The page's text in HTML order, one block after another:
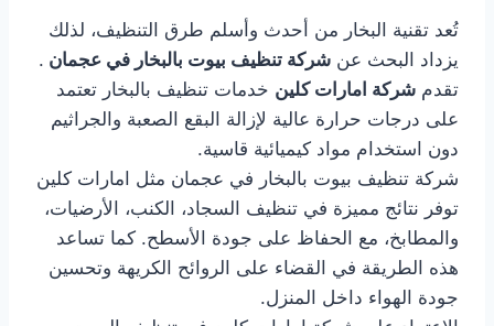
تُعد تقنية البخار من أحدث وأسلم طرق التنظيف، لذلك
يزداد البحث عن شركة تنظيف بيوت بالبخار في عجمان .
تقدم شركة امارات كلين خدمات تنظيف بالبخار تعتمد
على درجات حرارة عالية لإزالة البقع الصعبة والجراثيم
دون استخدام مواد كيميائية قاسية.
شركة تنظيف بيوت بالبخار في عجمان مثل امارات كلين
توفر نتائج مميزة في تنظيف السجاد، الكنب، الأرضيات،
والمطابخ، مع الحفاظ على جودة الأسطح. كما تساعد
هذه الطريقة في القضاء على الروائح الكريهة وتحسين
جودة الهواء داخل المنزل.